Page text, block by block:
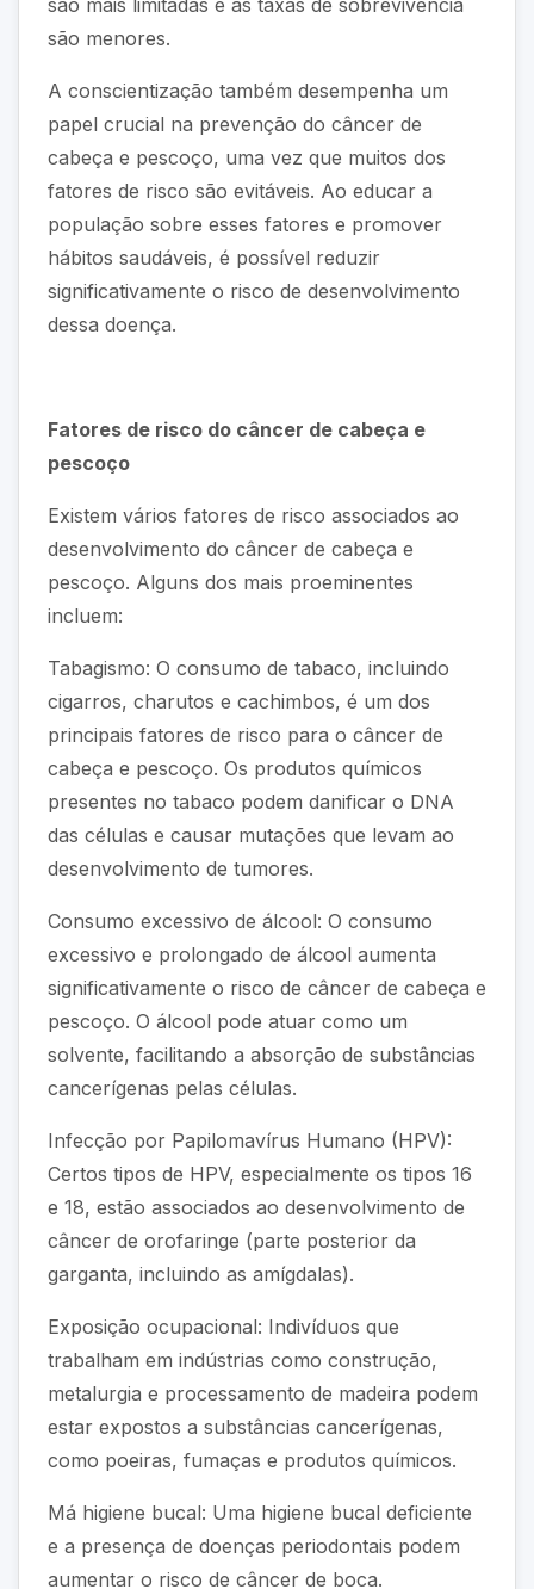
são menores.
A conscientização também desempenha um
papel crucial na prevenção do câncer de
cabeça e pescoço, uma vez que muitos dos
fatores de risco são evitáveis. Ao educar a
população sobre esses fatores e promover
hábitos saudáveis, é possível reduzir
significativamente o risco de desenvolvimento
dessa doença.
Fatores de risco do câncer de cabeça e
pescoço
Existem vários fatores de risco associados ao
desenvolvimento do câncer de cabeça e
pescoço. Alguns dos mais proeminentes
incluem:
Tabagismo: O consumo de tabaco, incluindo
cigarros, charutos e cachimbos, é um dos
principais fatores de risco para o câncer de
cabeça e pescoço. Os produtos químicos
presentes no tabaco podem danificar o DNA
das células e causar mutações que levam ao
desenvolvimento de tumores.
Consumo excessivo de álcool: O consumo
excessivo e prolongado de álcool aumenta
significativamente o risco de câncer de cabeça e
pescoço. O álcool pode atuar como um
solvente, facilitando a absorção de substâncias
cancerígenas pelas células.
Infecção por Papilomavírus Humano (HPV):
Certos tipos de HPV, especialmente os tipos 16
e 18, estão associados ao desenvolvimento de
câncer de orofaringe (parte posterior da
garganta, incluindo as amígdalas).
Exposição ocupacional: Indivíduos que
trabalham em indústrias como construção,
metalurgia e processamento de madeira podem
estar expostos a substâncias cancerígenas,
como poeiras, fumaças e produtos químicos.
Má higiene bucal: Uma higiene bucal deficiente
e a presença de doenças periodontais podem
aumentar o risco de câncer de boca.